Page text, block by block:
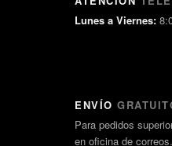
Lunes a Viernes:
ENVÍO
Para pedidos
en oficina de correos.